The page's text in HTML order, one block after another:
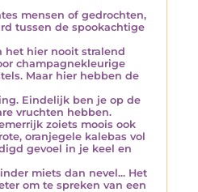
mensen of gedrochten,
tussen de spookachtige
het hier nooit stralend
champagnekleurige
Maar hier hebben de
Eindelijk ben je op de
vruchten hebben.
zoiets moois ook
oranjegele kalebas vol
gevoel in je keel en
miets dan nevel... Het
om te spreken van een